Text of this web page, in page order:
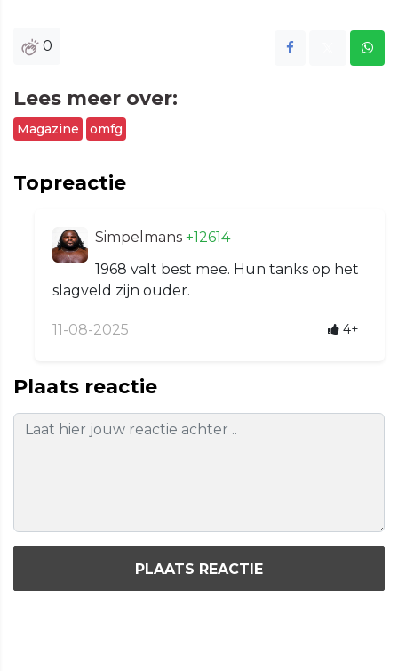
0
Lees meer over:
Magazine omfg
Topreactie
Simpelmans +12614
1968 valt best mee. Hun tanks op het
slagveld zijn ouder.
11-08-2025 4+
Plaats reactie
PLAATS REACTIE